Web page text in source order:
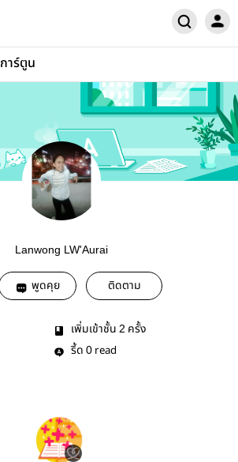
การ์ตูน
Lanwong LW'Aurai
พูดคุย ติดตาม
เพิ่มเข้าชั้น 2 ครั้ง
รี้ด 0 read